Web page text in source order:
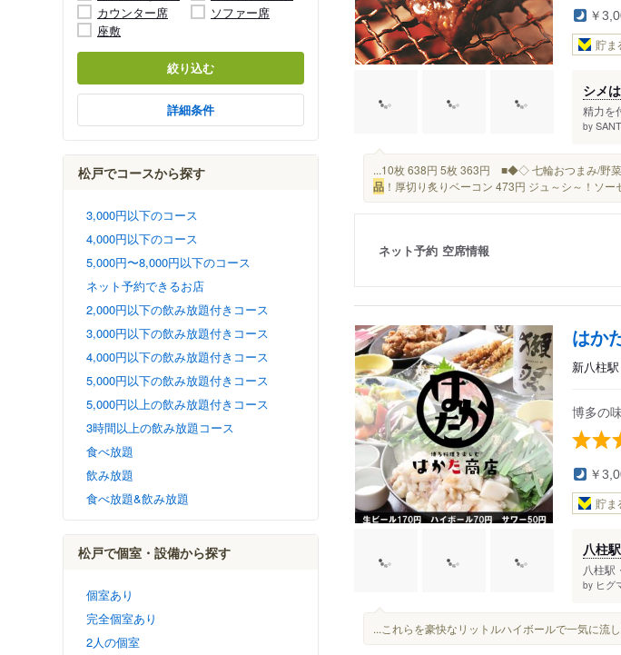
カウンター席
ソファー席
座敷
絞り込む
詳細条件
松戸でコースから探す
3,000円以下のコース
4,000円以下のコース
5,000円〜8,000円以下のコース
ネット予約できるお店
2,000円以下の飲み放題付きコース
3,000円以下の飲み放題付きコース
4,000円以下の飲み放題付きコース
5,000円以下の飲み放題付きコース
5,000円以上の飲み放題付きコース
3時間以上の飲み放題コース
食べ放題
飲み放題
食べ放題&飲み放題
松戸で個室・設備から探す
個室あり
完全個室あり
2人の個室
￥
貯ま
シメ
精力を
by
...10枚 638円 5枚 363円 ■◆◇ 七輪おつまみ/
品 ！厚切り炙りベーコン 473円 ジュ～シ～！ソー
ネット予約 空席情報
はか
新八柱
博多の
￥
貯ま
八柱
八柱駅
by ヒグ
...これらを豪快なリットルハイボールで一気に流